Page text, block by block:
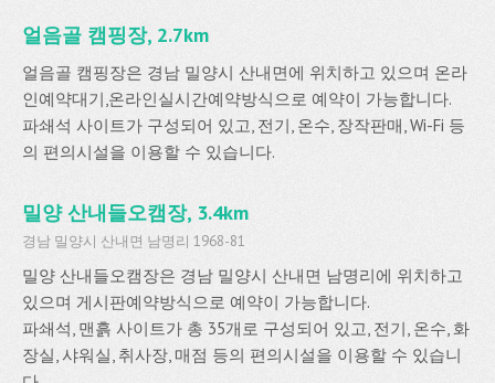
얼음골 캠핑장, 2.7km
얼음골 캠핑장은 경남 밀양시 산내면에 위치하고 있으며 온라
인예약대기,온라인실시간예약방식으로 예약이 가능합니다.
파쇄석 사이트가 구성되어 있고, 전기, 온수, 장작판매, Wi-Fi 등
의 편의시설을 이용할 수 있습니다.
밀양 산내들오캠장, 3.4km
경남 밀양시 산내면 남명리 1968-81
밀양 산내들오캠장은 경남 밀양시 산내면 남명리에 위치하고
있으며 게시판예약방식으로 예약이 가능합니다.
파쇄석, 맨흙 사이트가 총 35개로 구성되어 있고, 전기, 온수, 화
장실, 샤워실, 취사장, 매점 등의 편의시설을 이용할 수 있습니